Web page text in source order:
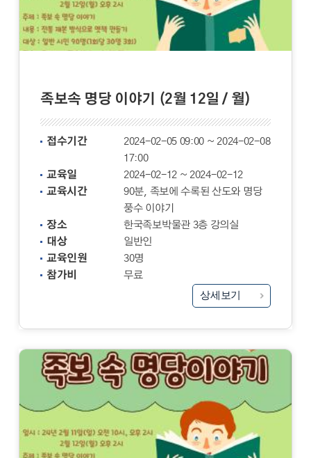
족보속 명당 이야기 (2월 12일 / 월)
접수기간
2024-02-05 09:00 ~ 2024-02-08
17:00
교육일
2024-02-12 ~ 2024-02-12
교육시간
90분, 족보에 수록된 산도와 명당
풍수 이야기
장소
한국족보박물관 3층 강의실
대상
일반인
교육인원
30명
참가비
무료
상세보기